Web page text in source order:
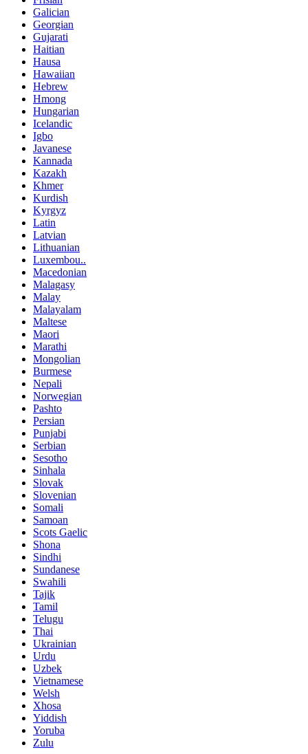
Galician
Georgian
Gujarati
Haitian
Hausa
Hawaiian
Hebrew
Hmong
Hungarian
Icelandic
Igbo
Javanese
Kannada
Kazakh
Khmer
Kurdish
Kyrgyz
Latin
Latvian
Lithuanian
Luxembou..
Macedonian
Malagasy
Malay
Malayalam
Maltese
Maori
Marathi
Mongolian
Burmese
Nepali
Norwegian
Pashto
Persian
Punjabi
Serbian
Sesotho
Sinhala
Slovak
Slovenian
Somali
Samoan
Scots Gaelic
Shona
Sindhi
Sundanese
Swahili
Tajik
Tamil
Telugu
Thai
Ukrainian
Urdu
Uzbek
Vietnamese
Welsh
Xhosa
Yiddish
Yoruba
Zulu